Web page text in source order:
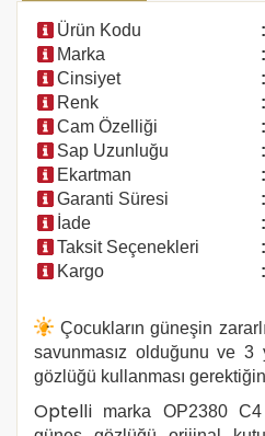
Ürün Kodu :
Marka
:
Cinsiyet
:
Renk
:
Cam Özelliği
:
Sap Uzunluğu
:
Ekartman
:
Garanti Süresi
:
İade
:
Taksit Seçenekleri
:
Kargo
:
Çocukların güneşin
savunmasız olduğunu ve 3
gözlüğü kullanması
Optelli marka OP2380 C4